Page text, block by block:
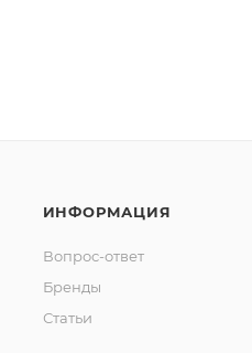
ИНФОРМАЦИЯ
Вопрос-ответ
Бренды
Статьи